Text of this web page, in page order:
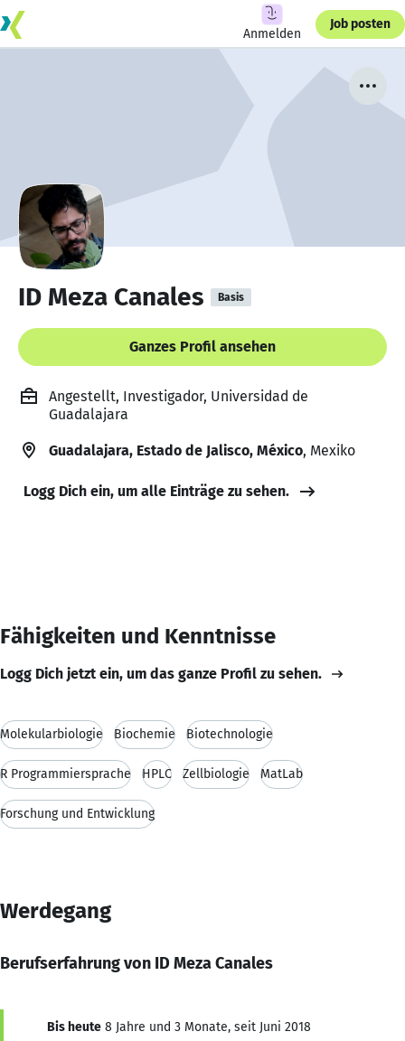
Anmelden
Job posten
ID Meza Canales Basis
Ganzes Profil ansehen
Angestellt, Investigador, Universidad de
Guadalajara
Guadalajara, Estado de Jalisco, México, Mexiko
Logg Dich ein, um alle Einträge zu sehen.
Fähigkeiten und Kenntnisse
Logg Dich jetzt ein, um das ganze Profil zu sehen.
Molekularbiologie Biochemie Biotechnologie
R Programmiersprache HPLC Zellbiologie MatLab
Forschung und Entwicklung
Werdegang
Berufserfahrung von ID Meza Canales
Bis heute 8 Jahre und 3 Monate, seit Juni 2018